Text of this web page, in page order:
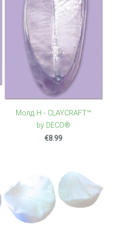
Молд Н - CLAYCRAFT™
by DECO®
€8.99